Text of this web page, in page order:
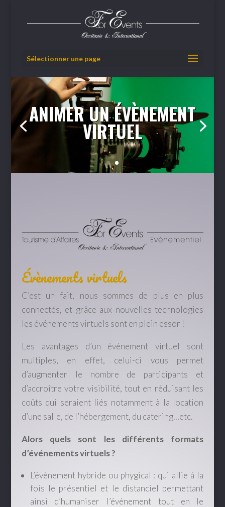
Sélectionner une page
ANIMER UN ÉVÈNEMENT
VIRTUEL
Évènements virtuels
C’est un fait, nous sommes de plus en plus
connectés, et grâce aux nouvelles technologies
les événements virtuels sont en plein essor !
Les avantages d’un événement virtuel sont
multiples, en effet, celui-ci vous permet
d’augmenter le nombre de participants et
d’accroître votre visibilité, tout en réduisant les
coûts qui seraient liés notamment à la location
d’une salle, de l’hébergement, du catering…etc.
Alors quels sont les différents formats
d’événements virtuels ?
L’événement hybride ou phygical : qui allie à la
fois le présentiel et le distanciel permettant
ainsi d’humaniser l’événement tout en le